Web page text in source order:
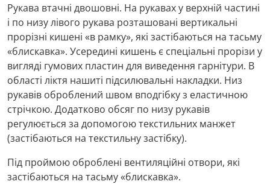
Рукава втачні двошовні. На рукавах у верхній частині
і по низу лівого рукава розташовані вертикальні
прорізні кишені «в рамку», які застібаються на тасьму
«блискавка». Усередині кишень є спеціальні прорізи у
вигляді гумових пластин для виведення гарнітури. В
області ліктя нашиті підсилювальні накладки. Низ
рукавів оброблений швом вподгібку з еластичною
стрічкою. Додатково обсяг по низу рукавів
регулюється за допомогою текстильних манжет
(застібаються на текстильну застібку).
Під проймою оброблені вентиляційні отвори, які
застібаються на тасьму «блискавка».